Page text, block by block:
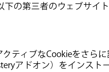
の第三者のウェブサイ
ティブなCookieをさら
アドオン）をインスト